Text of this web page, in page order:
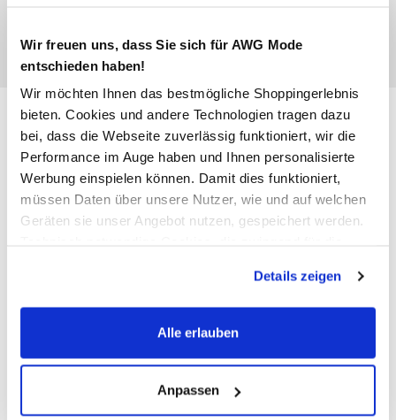
Wir freuen uns, dass Sie sich für AWG Mode
entschieden haben!
Wir möchten Ihnen das bestmögliche Shoppingerlebnis
bieten. Cookies und andere Technologien tragen dazu
bei, dass die Webseite zuverlässig funktioniert, wir die
Performance im Auge haben und Ihnen personalisierte
Werbung einspielen können. Damit dies funktioniert,
müssen Daten über unsere Nutzer, wie und auf welchen
Geräten sie unser Angebot nutzen, gespeichert werden.
werden, werden bei der Nutzung der Webseite auf jeden
Fall gesetzt. Cookies von Drittanbietern für Analyse- oder
Trackingzwecke werden nur dann aktiviert, wenn Sie das
erlauben" bzw. "Alle erlauben" klicken. Mehr dazu
(einschließlich der Möglichkeit, die Einwilligungserklärung
zu ändern oder zu widerrufen) erfahren Sie in unserem
Details zeigen
Alle erlauben
Anpassen
Jack&Jones Junior JJINDIANA
TEE SS CREW NECK JNR T-Shirt
9,99 €
Ursprünglicher Preis: 12,99 €
176